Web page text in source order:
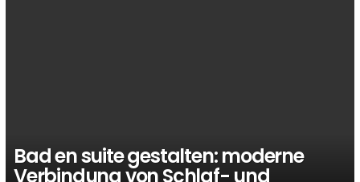
Bad en suite gestalten: moderne
Verbindung von Schlaf- und